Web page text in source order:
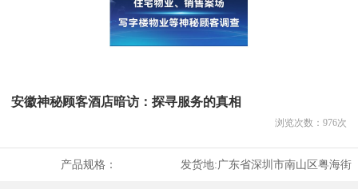
安徽神秘顾客酒店暗访：探寻服务的真相
浏览次数： 976次
产品规格： 发货地:广东省深圳市南山区粤海街